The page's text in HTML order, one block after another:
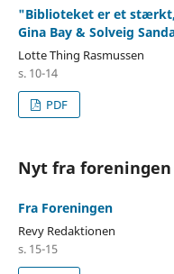
"Biblioteket er et
Gina Bay & Solveig
Lotte Thing Rasmussen
s. 10-14
PDF
Nyt fra foreningen
Fra Foreningen
Revy Redaktionen
s. 15-15